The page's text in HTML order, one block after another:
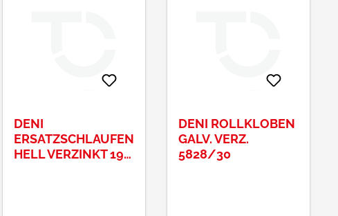
DENI
ERSATZSCHLAUFEN
HELL VERZINKT 19
DENI ROLLKLOBEN
GALV. VERZ.
5828/30